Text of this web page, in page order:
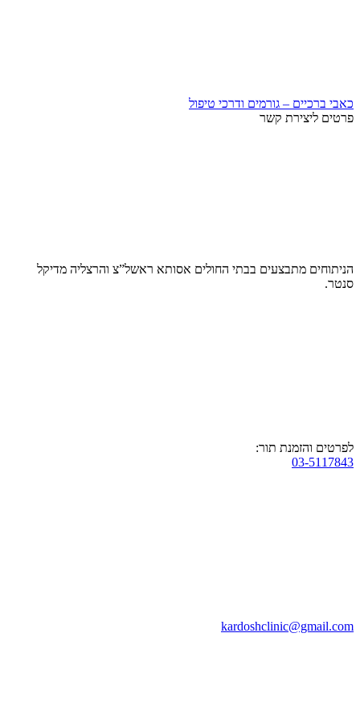
כאבי ברכיים – גורמים ודרכי טיפול
פרטים ליצירת קשר
הניתוחים מתבצעים בבתי החולים אסותא ראשל”צ והרצליה מדיקל
סנטר.
לפרטים והזמנת תור:
03-5117843
kardoshclinic@gmail.com